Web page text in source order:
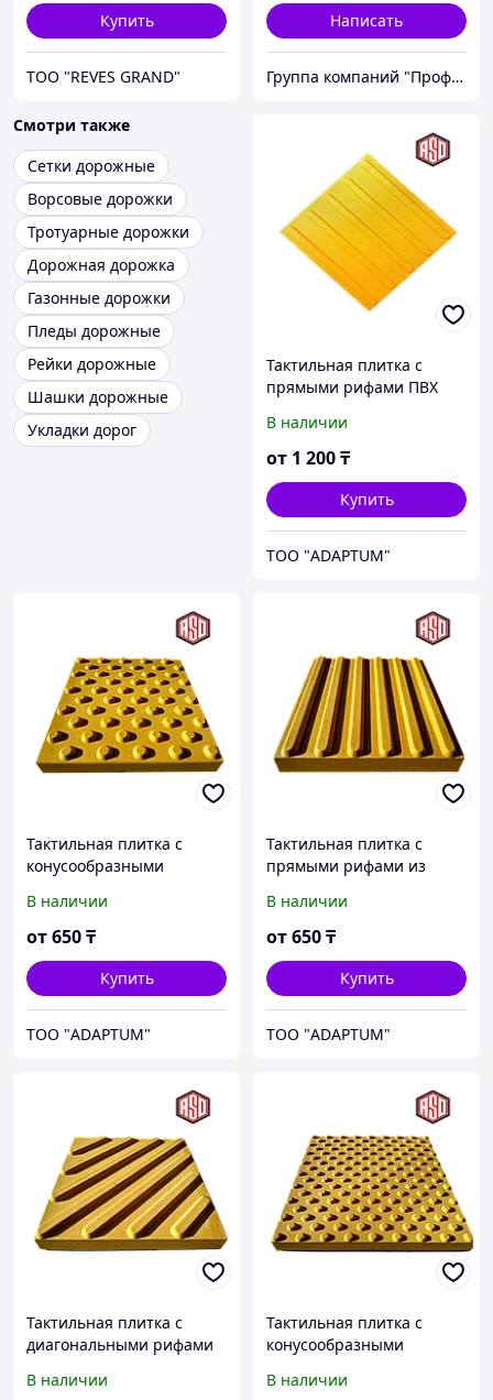
Купить
ТОО "REVES GRAND"
Написать
Группа компаний "Проф Мед"
Смотри также
Сетки дорожные
Ворсовые дорожки
Тротуарные дорожки
Дорожная дорожка
Газонные дорожки
Пледы дорожные
Рейки дорожные
Шашки дорожные
Укладки дорог
Тактильная плитка с
прямыми рифами ПВХ
В наличии
от 1 200₸
Купить
ТОО "ADAPTUM"
Тактильная плитка с
конусообразными
300*300*40 мм
В наличии
от650₸
Купить
ТОО "ADAPTUM"
Тактильная плитка с
прямыми рифами из
В наличии
от650₸
Купить
ТОО "ADAPTUM"
Тактильная плитка с
диагональными рифами
В наличии
Тактильная плитка с
конусообразными
500*500*50 мм
В наличии